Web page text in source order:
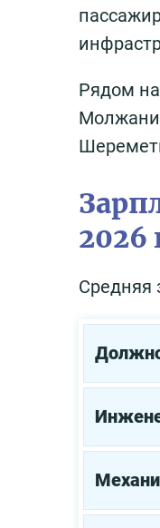
Рядом
2026
Средняя